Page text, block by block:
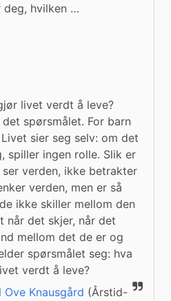
deg, hvilken …
livet verdt å leve?
spørsmålet. For barn
sier seg selv: om det
spiller ingen rolle. Slik er
verden, ikke betrakter
verden, men er så
ikke skiller mellom den
når det skjer, når det
mellom det de er og
spørsmålet seg: hva
verdt å leve?
Ove Knausgård (Årstid-